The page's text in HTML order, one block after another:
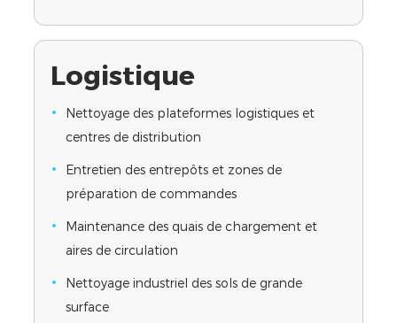
Logistique
Nettoyage des plateformes logistiques et
centres de distribution
Entretien des entrepôts et zones de
préparation de commandes
Maintenance des quais de chargement et
aires de circulation
Nettoyage industriel des sols de grande
surface